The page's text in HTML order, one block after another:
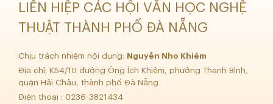
LIÊN HIỆP CÁC HỘI VĂN HỌC NGHỆ
THUẬT THÀNH PHỐ ĐÀ NẴNG
Chịu trách nhiệm nội dung: Nguyễn Nho Khiêm
Địa chỉ: K54/10 đường Ông Ích Khiêm, phường Thanh Bình,
quận Hải Châu, thành phố Đà Nẵng
Điện thoại : 0236-3821434